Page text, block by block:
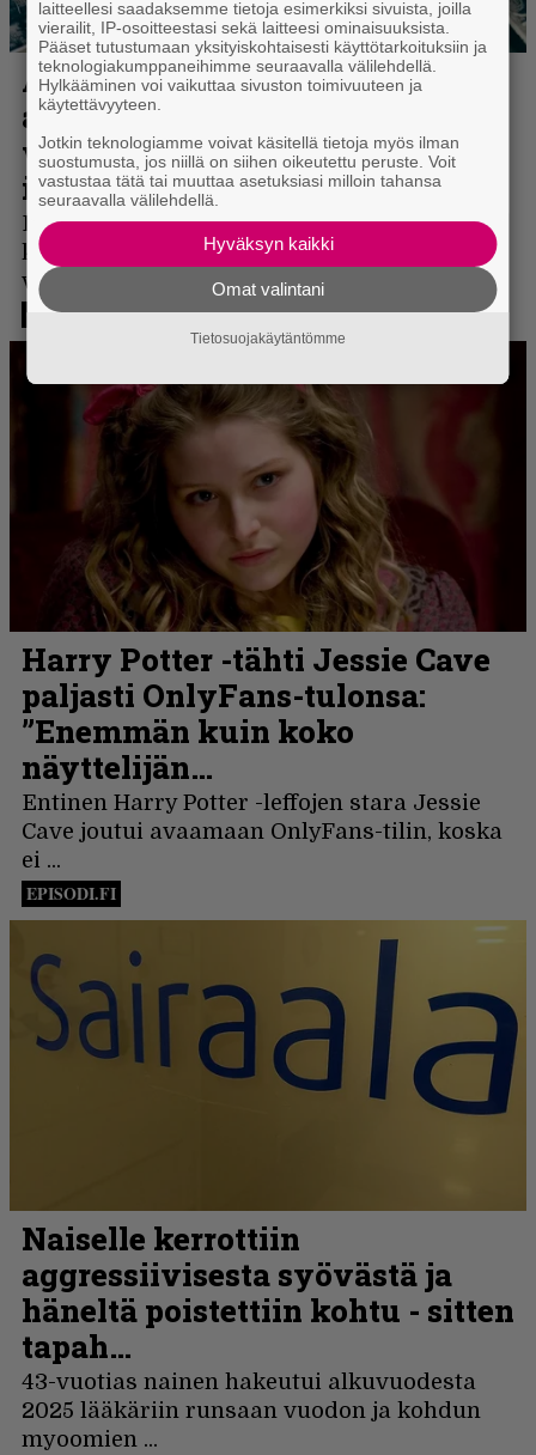
laitteellesi saadaksemme tietoja esimerkiksi sivuista, joilla
vierailit, IP-osoitteestasi sekä laitteesi ominaisuuksista.
Pääset tutustumaan yksityiskohtaisesti käyttötarkoituksiin ja
teknologiakumppaneihimme seuraavalla välilehdellä.
Hylkääminen voi vaikuttaa sivuston toimivuuteen ja
käytettävyyteen.
Jotkin teknologiamme voivat käsitellä tietoja myös ilman
suostumusta, jos niillä on siihen oikeutettu peruste. Voit
vastustaa tätä tai muuttaa asetuksiasi milloin tahansa
seuraavalla välilehdellä.
Hyväksyn kaikki
Omat valintani
Tietosuojakäytäntömme